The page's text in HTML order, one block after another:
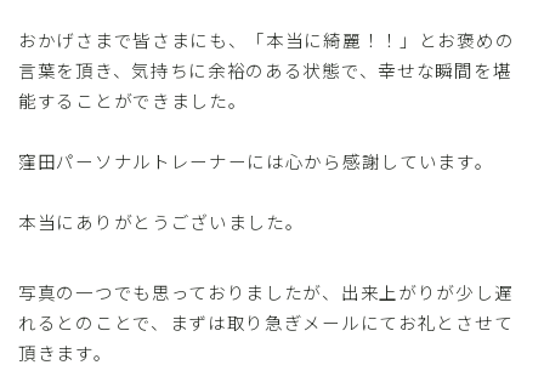
おかげさまで皆さまにも、「本当に綺麗！！」とお褒めの
言葉を頂き、気持ちに余裕のある状態で、幸せな瞬間を堪
能することができました。
窪田パーソナルトレーナーには心から感謝しています。
本当にありがとうございました。
写真の一つでも思っておりましたが、出来上がりが少し遅
れるとのことで、まずは取り急ぎメールにてお礼とさせて
頂きます。